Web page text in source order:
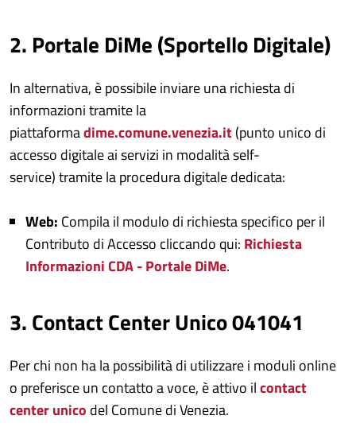
2. Portale DiMe (Sportello Digitale)
In alternativa, è possibile inviare una richiesta di
informazioni tramite la
piattaformadime.comune.venezia.it(punto unico di
accesso digitale ai servizi in modalità self-
service) tramite la procedura digitale dedicata:
Web: Compila il modulo di richiesta specifico per il
Contributo di Accesso cliccando qui: Richiesta
Informazioni CDA - Portale DiMe.
3. Contact Center Unico 041041
Per chi non ha la possibilità di utilizzare i moduli online
o preferisce un contatto a voce, è attivo ilcontact
center unico del Comune di Venezia.